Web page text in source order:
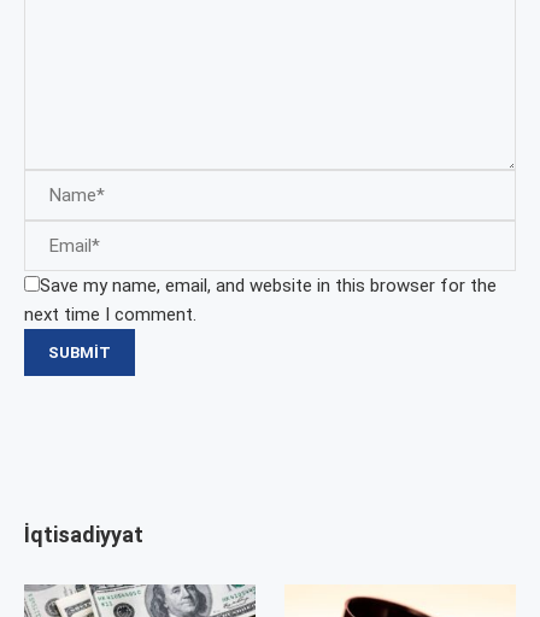
Save my name, email, and website in this browser for the
next time I comment.
İqtisadiyyat